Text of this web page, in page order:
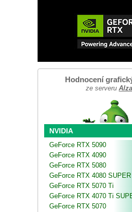
Hodnocení
ze serveru
NVIDIA
GeForce RTX 5090
GeForce RTX 4090
GeForce RTX 5080
GeForce RTX 4080 SUPER
GeForce RTX 5070 Ti
GeForce RTX 4070 Ti
GeForce RTX 5070